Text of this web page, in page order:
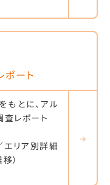
ポート
もとに、アル
レポート
リア別詳細
）